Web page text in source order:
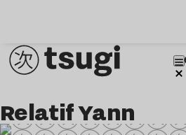
Bass Music
Pop
Ambient
Disco
Relatif Yann